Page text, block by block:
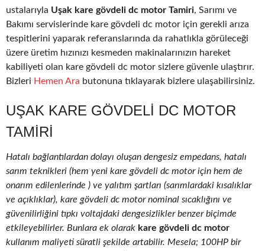
ustalarıyla Uşak kare gövdeli dc motor Tamiri, Sarımı ve
Bakımı servislerinde kare gövdeli dc motor için gerekli arıza
tespitlerini yaparak referanslarında da rahatlıkla görüleceği
üzere üretim hızınızı kesmeden makinalarınızın hareket
kabiliyeti olan kare gövdeli dc motor sizlere güvenle ulaştırır.
Bizleri Hemen Ara butonuna tıklayarak bizlere ulaşabilirsiniz.
UŞAK KARE GÖVDELI DC MOTOR
TAMIRI
Hatalı bağlantılardan dolayı oluşan dengesiz empedans, hatalı
sarım teknikleri (hem yeni kare gövdeli dc motor için hem de
onarım edilenlerinde ) ve yalıtım şartları (sarımlardaki kısalıklar
ve açıklıklar), kare gövdeli dc motor nominal sıcaklığını ve
güvenilirliğini tıpkı voltajdaki dengesizlikler benzer biçimde
etkileyebilirler. Bunlara ek olarak kare gövdeli dc motor
kullanım maliyeti süratli şekilde artabilir. Mesela; 100HP bir